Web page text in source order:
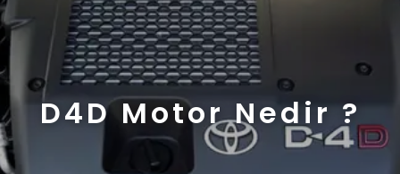
D4D Motor Nedir ?